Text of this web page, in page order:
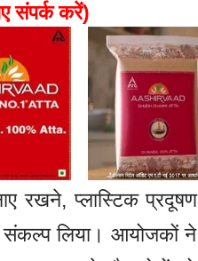
संपर्क करें)
रखने, प्लास्टिक
संकल्प लिया। आयोजकों